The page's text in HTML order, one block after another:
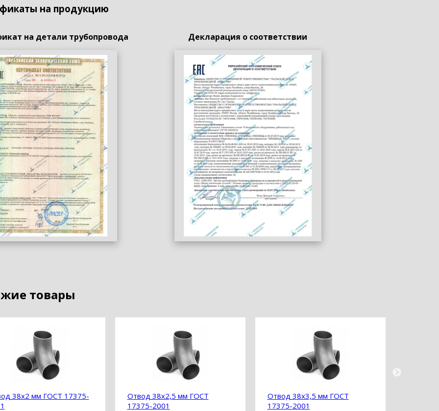
на продукцию
на детали трубопровода Декларация о соответствии
товары
38х2 мм ГОСТ 17375-
Отвод 38х2,5 мм ГОСТ
17375-2001
Отвод 38х3,5 мм ГОСТ
17375-2001